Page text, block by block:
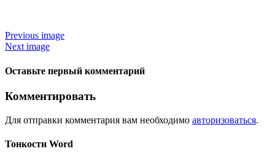
Previous image
Next image
Оставьте первый комментарий
Комментировать
Для отправки комментария вам необходимо авторизоваться.
Тонкости Word